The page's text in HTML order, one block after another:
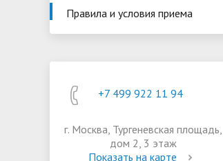
Структура и органы
Материально-техническое
оснащённость
Правила и условия приема
+7 499 922 11 94
г. Москва, Тургеневская площадь,
дом 2, 3 этаж
Показать на карте